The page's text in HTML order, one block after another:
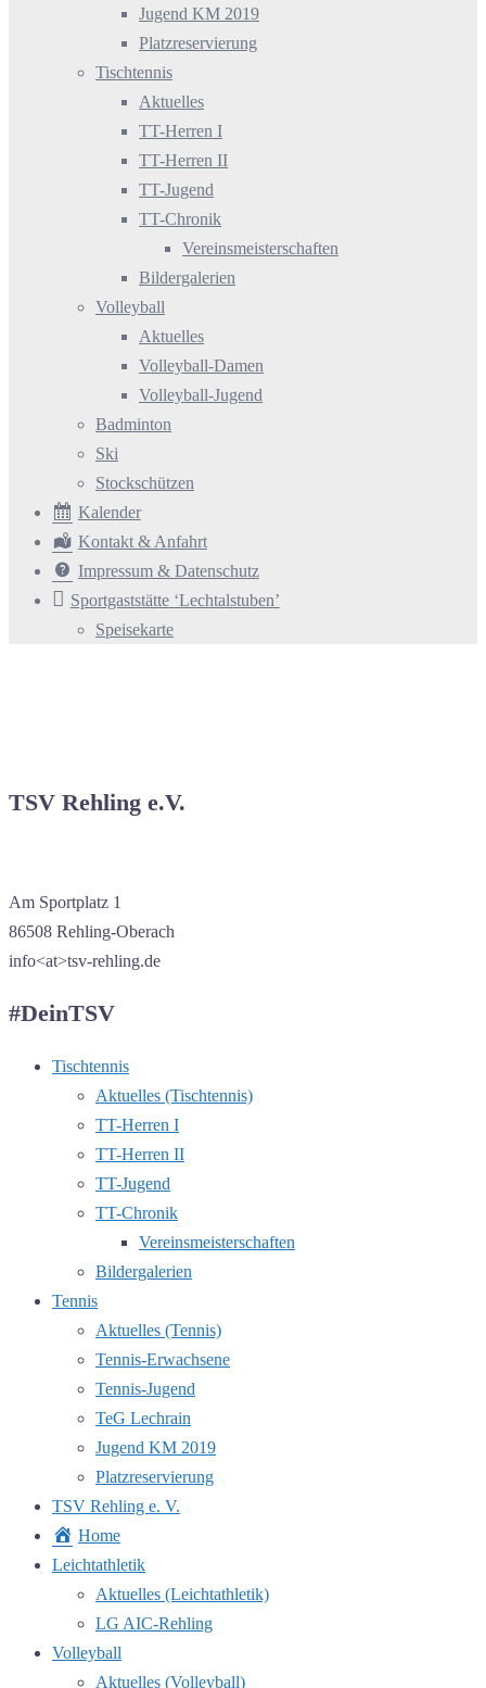
Jugend KM 2019
Platzreservierung
Tischtennis
Aktuelles
TT-Herren I
TT-Herren II
TT-Jugend
TT-Chronik
Vereinsmeisterschaften
Bildergalerien
Volleyball
Aktuelles
Volleyball-Damen
Volleyball-Jugend
Badminton
Ski
Stockschützen
Kalender
Kontakt & Anfahrt
Impressum & Datenschutz
Sportgaststätte ‘Lechtalstuben’
Speisekarte
TSV Rehling e.V.
Am Sportplatz 1
86508 Rehling-Oberach
info<at>tsv-rehling.de
#DeinTSV
Tischtennis
Aktuelles (Tischtennis)
TT-Herren I
TT-Herren II
TT-Jugend
TT-Chronik
Vereinsmeisterschaften
Bildergalerien
Tennis
Aktuelles (Tennis)
Tennis-Erwachsene
Tennis-Jugend
TeG Lechrain
Jugend KM 2019
Platzreservierung
TSV Rehling e. V.
Home
Leichtathletik
Aktuelles (Leichtathletik)
LG AIC-Rehling
Volleyball
Aktuelles (Volleyball)